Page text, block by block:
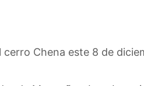
Chena este 8 de